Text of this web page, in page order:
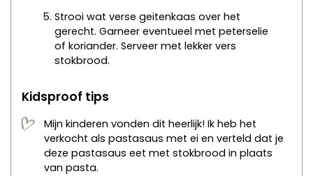
Strooi wat verse geitenkaas over het
gerecht. Garneer eventueel met peterselie
of koriander. Serveer met lekker vers
stokbrood.
Kidsproof tips
Mijn kinderen vonden dit heerlijk! Ik heb het
verkocht als pastasaus met ei en verteld dat je
deze pastasaus eet met stokbrood in plaats
van pasta.